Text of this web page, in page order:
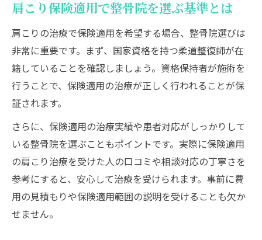
肩こり保険適用で整骨院を選ぶ基準とは
肩こりの治療で保険適用を希望する場合、整骨院選びは
非常に重要です。まず、国家資格を持つ柔道整復師が在
籍していることを確認しましょう。資格保持者が施術を
行うことで、保険適用の治療が正しく行われることが保
証されます。
さらに、保険適用の治療実績や患者対応がしっかりして
いる整骨院を選ぶこともポイントです。実際に保険適用
の肩こり治療を受けた人の口コミや相談対応の丁寧さを
参考にすると、安心して治療を受けられます。事前に費
用の見積もりや保険適用範囲の説明を受けることも欠か
せません。